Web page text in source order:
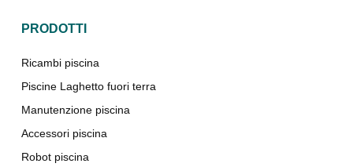
PRODOTTI
Ricambi piscina
Piscine Laghetto fuori terra
Manutenzione piscina
Accessori piscina
Robot piscina